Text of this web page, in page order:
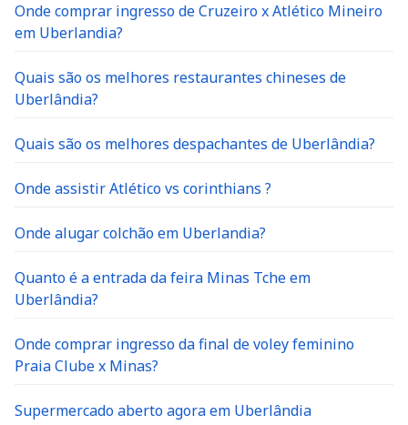
Onde comprar ingresso de Cruzeiro x Atlético Mineiro
em Uberlandia?
Quais são os melhores restaurantes chineses de
Uberlândia?
Quais são os melhores despachantes de Uberlândia?
Onde assistir Atlético vs corinthians ?
Onde alugar colchão em Uberlandia?
Quanto é a entrada da feira Minas Tche em
Uberlândia?
Onde comprar ingresso da final de voley feminino
Praia Clube x Minas?
Supermercado aberto agora em Uberlândia